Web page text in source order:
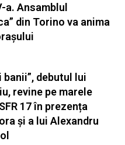
a. Ansamblul
din Torino va anima
banii”, debutul lui
revine pe marele
17 în prezența
și a lui Alexandru